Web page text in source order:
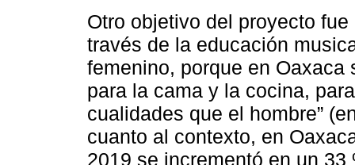
Otro objetivo del proyecto
través de la educación
femenino, porque en
para la cama y la cocina,
cualidades que el hombre”
cuanto al contexto, en
2019 se incrementó en un